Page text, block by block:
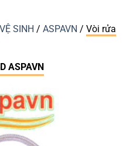
SINH / ASPAVN / Vòi rửa
ASPAVN